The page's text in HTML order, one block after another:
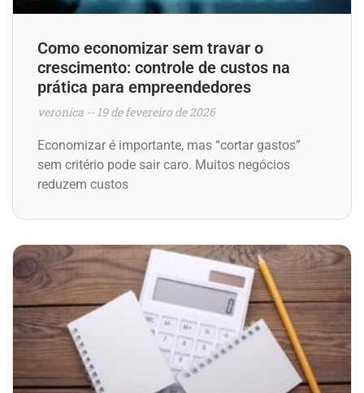
Como economizar sem travar o
crescimento: controle de custos na
prática para empreendedores
veronica 19 de fevereiro de 2026
Economizar é importante, mas “cortar gastos”
sem critério pode sair caro. Muitos negócios
reduzem custos